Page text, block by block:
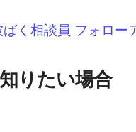
く相談員 フォロー
りたい場合